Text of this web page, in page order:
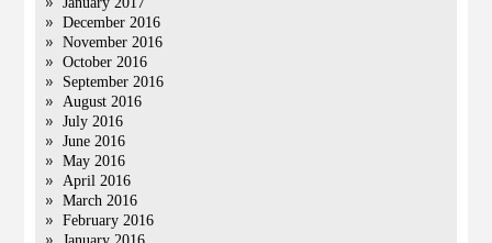
December 2016
November 2016
October 2016
September 2016
August 2016
July 2016
June 2016
May 2016
April 2016
March 2016
February 2016